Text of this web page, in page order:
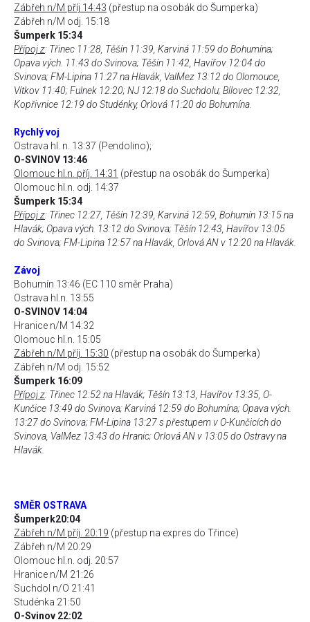
Zábřeh n/M příj 14:43 (přestup na osobák do Šumperka)
Zábřeh n/M odj. 15:18
Šumperk 15:34
Přípoj z: Třinec 11:28, Těšín 11:39, Karviná 11:59 do Bohumína;
Opava vých. 11:43 do Svinova; Těšín 11:42, Havířov 12:04 do
Svinova; FM-Lipina 11:27 na Hlavák, ValMez 13:12 do Olomouce,
Vítkov 11:40; Fulnek 12:20; NJ 12:18 do Suchdolu; Bílovec 12:32,
Kopřivnice 12:19 do Studénky, Orlová 11:20 do Bohumína.
Rychlý voj
Ostrava hl. n. 13:37 (Pendolino);
O-SVINOV 13:46
Olomouc hl.n. příj. 14:31 (přestup na osobák do Šumperka)
Olomouc hl.n. odj. 14:37
Šumperk 15:34
Přípoj z: Třinec 12:27, Těšín 12:39, Karviná 12:59, Bohumín 13:15 na
Hlavák; Opava vých. 13:12 do Svinova; Těšín 12:43, Havířov 13:05
do Svinova; FM-Lipina 12:57 na Hlavák, Orlová AN v 12:20 na Hlavák.
Závoj
Bohumín 13:46 (EC 110 směr Praha)
Ostrava hl.n. 13:55
O-SVINOV 14:04
Hranice n/M 14:32
Olomouc hl.n. 15:05
Zábřeh n/M příj. 15:30 (přestup na osobák do Šumperka)
Zábřeh n/M odj. 15:52
Šumperk 16:09
Přípoj z: Třinec 12:52 na Hlavák; Těšín 13:13, Havířov 13:35, O-
Kunčice 13:49 do Svinova; Karviná 12:59 do Bohumína; Opava vých.
13:27 do Svinova; FM-Lipina 13:27 s přestupem v O-Kunčicích do
Svinova, ValMez 13:43 do Hranic; Orlová AN v 13:05 do Ostravy na
Hlavák.
SMĚR OSTRAVA
Šumperk20:04
Zábřeh n/M příj. 20:19 (přestup na expres do Třince)
Zábřeh n/M 20:29
Olomouc hl.n. odj. 20:57
Hranice n/M 21:26
Suchdol n/O 21:41
Studénka 21:50
O-Svinov 22:02